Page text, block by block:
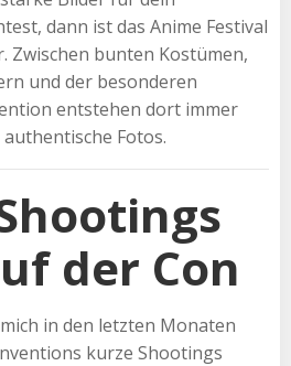
dann ist das Anime Festival
Zwischen bunten Kostümen,
und der besonderen
entstehen dort immer
Fotos.
der Con
in den letzten Monaten
kurze Shootings